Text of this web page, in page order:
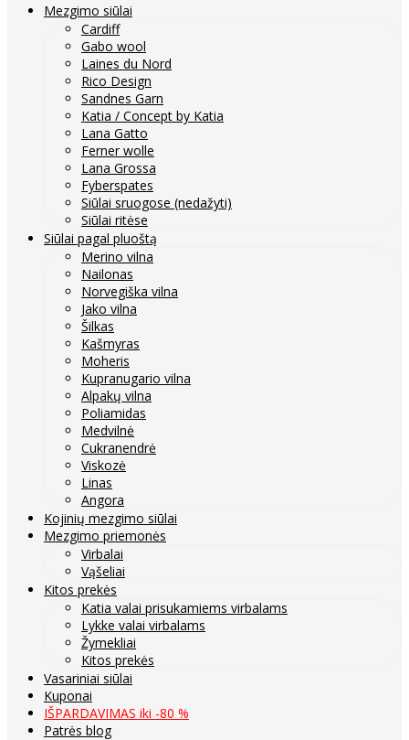
Mezgimo siūlai
Cardiff
Gabo wool
Laines du Nord
Rico Design
Sandnes Garn
Katia / Concept by Katia
Lana Gatto
Ferner wolle
Lana Grossa
Fyberspates
Siūlai sruogose (nedažyti)
Siūlai ritėse
Siūlai pagal pluoštą
Merino vilna
Nailonas
Norvegiška vilna
Jako vilna
Šilkas
Kašmyras
Moheris
Kupranugario vilna
Alpakų vilna
Poliamidas
Medvilnė
Cukranendrė
Viskozė
Linas
Angora
Kojinių mezgimo siūlai
Mezgimo priemonės
Virbalai
Vąšeliai
Kitos prekės
Katia valai prisukamiems virbalams
Lykke valai virbalams
Žymekliai
Kitos prekės
Vasariniai siūlai
Kuponai
IŠPARDAVIMAS iki -80 %
Patrės blog